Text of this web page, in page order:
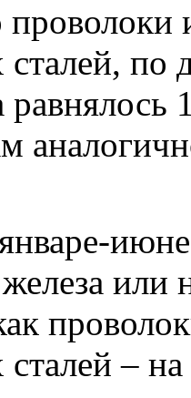
сталей, по
или
–